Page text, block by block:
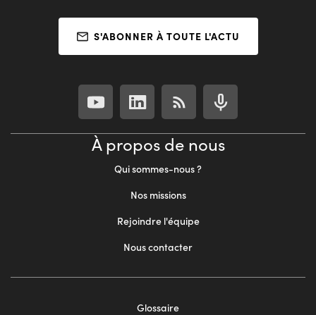
S'ABONNER À TOUTE L'ACTU
À propos de nous
Qui sommes-nous ?
Nos missions
Rejoindre l'équipe
Nous contacter
Glossaire